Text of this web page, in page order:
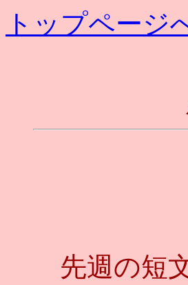
トップページ
先週の短